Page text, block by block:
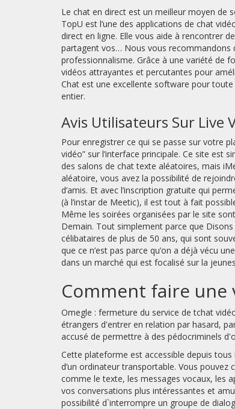
Le chat en direct est un meilleur moyen de
TopU est l’une des applications de chat
direct en ligne. Elle vous aide à rencontrer
partagent vos… Nous vous recommandons
professionnalisme. Grâce à une variété de
vidéos attrayantes et percutantes pour
Chat est une excellente software pour
entier.
Avis Utilisateurs Sur Live
Pour enregistrer ce qui se passe sur votre
vidéo” sur l’interface principale. Ce site est
des salons de chat texte aléatoires, mais
aléatoire, vous avez la possibilité de
d’amis. Et avec l’inscription gratuite qui
(à l’instar de Meetic), il est tout à fait
Même les soirées organisées par le site
Demain. Tout simplement parce que
célibataires de plus de 50 ans, qui sont
que ce n’est pas parce qu’on a déjà vécu
dans un marché qui est focalisé sur la
Comment faire une
Omegle : fermeture du service de tchat
étrangers d'entrer en relation par hasard,
accusé de permettre à des pédocriminels
Cette plateforme est accessible depuis tous
d’un ordinateur transportable. Vous
comme le texte, les messages vocaux, les
vos conversations plus intéressantes et
possibilité d`interrompre un groupe de